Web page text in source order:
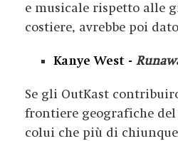
e musicale rispetto alle
costiere, avrebbe poi
Kanye West -
Se gli OutKast
frontiere geografiche del
colui che più di